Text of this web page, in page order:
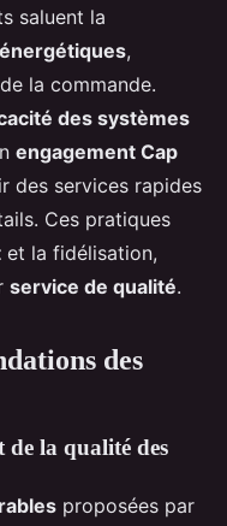
saluent la
,
la commande.
des systèmes
engagement Cap
des services rapides
Ces pratiques
et la fidélisation,
service de qualité.
des
la qualité des
proposées par